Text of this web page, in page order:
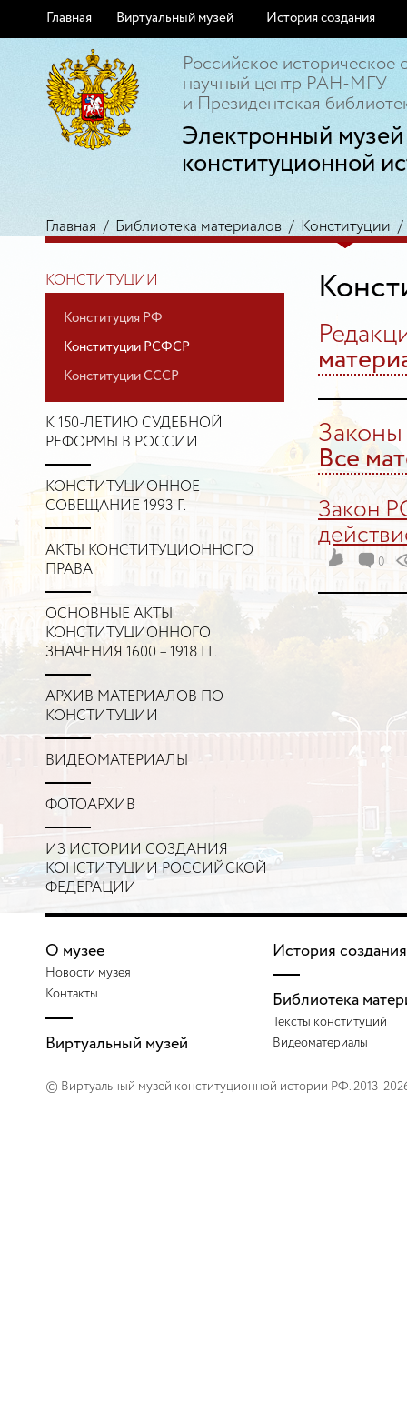
Главная Виртуальный музей История создания
Российское историческое
научный центр РАН-МГУ
и Президентская
Электронный музей
конституционной
Главная / Библиотека материалов / Конституции
КОНСТИТУЦИИ
Конституция РФ
Конституции РСФСР
Конституции СССР
К 150-ЛЕТИЮ СУДЕБНОЙ
РЕФОРМЫ В РОССИИ
КОНСТИТУЦИОННОЕ
СОВЕЩАНИЕ 1993 Г.
АКТЫ КОНСТИТУЦИОННОГО
ПРАВА
ОСНОВНЫЕ АКТЫ
КОНСТИТУЦИОННОГО
ЗНАЧЕНИЯ 1600 – 1918 ГГ.
АРХИВ МАТЕРИАЛОВ ПО
КОНСТИТУЦИИ
ВИДЕОМАТЕРИАЛЫ
ФОТОАРХИВ
ИЗ ИСТОРИИ СОЗДАНИЯ
КОНСТИТУЦИИ РОССИЙСКОЙ
ФЕДЕРАЦИИ
Все
Закон
0
О музее
Новости музея
Контакты
Виртуальный музей
История создания
Библиотека
Тексты конституций
Видеоматериалы
© Виртуальный музей конституционной истории РФ. 2013-